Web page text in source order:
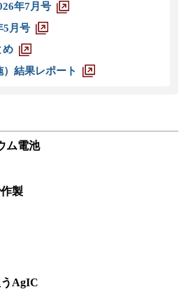
年7月号
5月号
め
結果レポート
ム電池
製
AgIC